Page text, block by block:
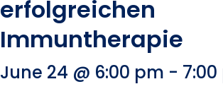
erfolgreichen
Immuntherapie
June 24 @ 6:00 pm -